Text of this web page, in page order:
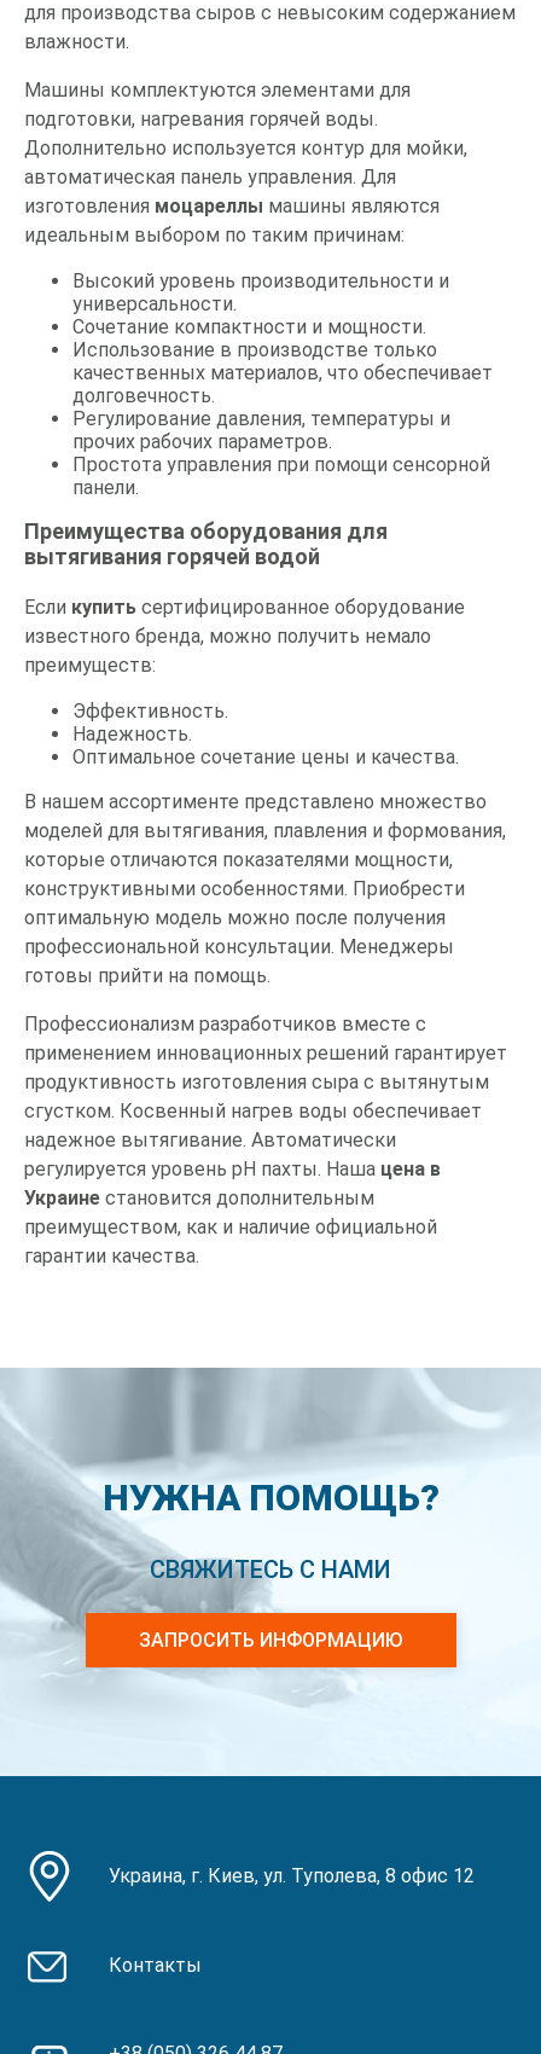
для производства сыров с невысоким содержанием
влажности.
Машины комплектуются элементами для
подготовки, нагревания горячей воды.
Дополнительно используется контур для мойки,
автоматическая панель управления. Для
изготовления моцареллы машины являются
идеальным выбором по таким причинам:
Высокий уровень производительности и
универсальности.
Сочетание компактности и мощности.
Использование в производстве только
качественных материалов, что обеспечивает
долговечность.
Регулирование давления, температуры и
прочих рабочих параметров.
Простота управления при помощи сенсорной
панели.
Преимущества оборудования для
вытягивания горячей водой
Если купить сертифицированное оборудование
известного бренда, можно получить немало
преимуществ:
Эффективность.
Надежность.
Оптимальное сочетание цены и качества.
В нашем ассортименте представлено множество
моделей для вытягивания, плавления и формования,
которые отличаются показателями мощности,
конструктивными особенностями. Приобрести
оптимальную модель можно после получения
профессиональной консультации. Менеджеры
готовы прийти на помощь.
Профессионализм разработчиков вместе с
применением инновационных решений гарантирует
продуктивность изготовления сыра с вытянутым
сгустком. Косвенный нагрев воды обеспечивает
надежное вытягивание. Автоматически
регулируется уровень pH пахты. Наша цена в
Украине становится дополнительным
преимуществом, как и наличие официальной
гарантии качества.
НУЖНА ПОМОЩЬ?
СВЯЖИТЕСЬ С НАМИ
ЗАПРОСИТЬ ИНФОРМАЦИЮ
Украина, г. Киев, ул. Туполева, 8 офис 12
Контакты